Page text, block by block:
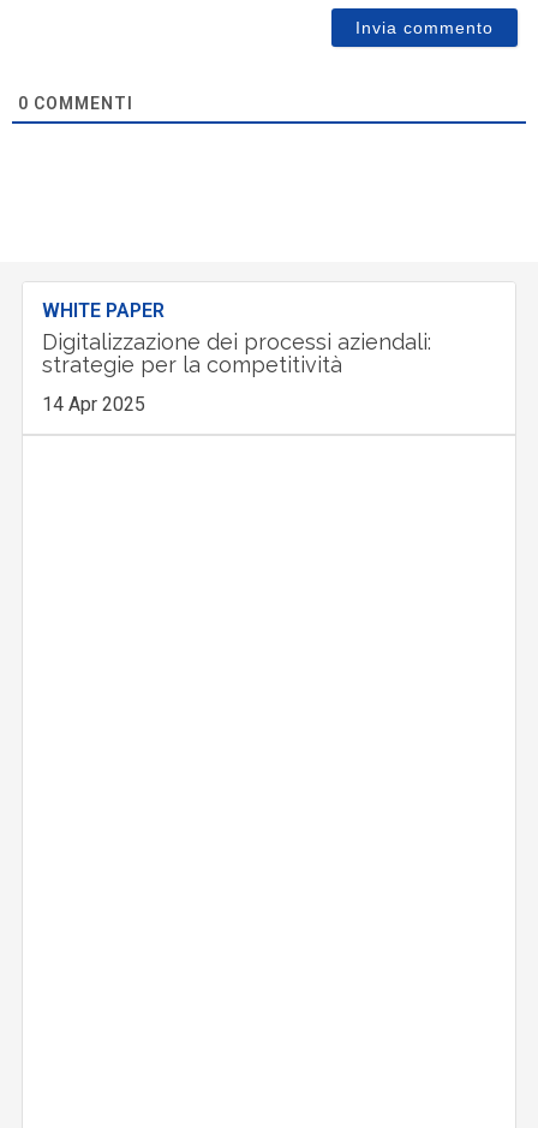
0 COMMENTI
WHITE PAPER
Digitalizzazione dei processi aziendali:
strategie per la competitività
14 Apr 2025